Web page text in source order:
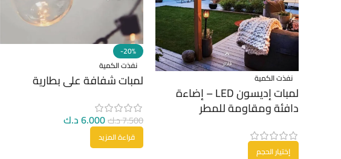
نفذت الكمية
لمبات إديسون LED – إضاءة
دافئة ومقاومة للمطر
إختيار الحجم
-20%
نفذت الكمية
لمبات شفافة على بطارية
7.500د.ك6.000د.ك
قراءة المزيد